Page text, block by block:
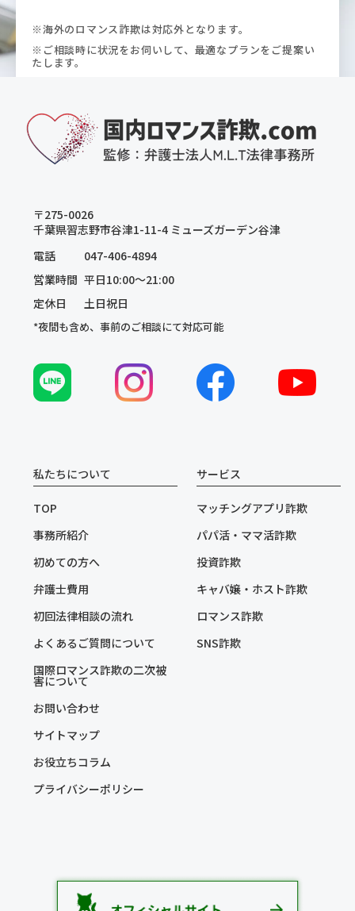
※海外のロマンス詐欺は対応外となります。
※ご相談時に状況をお伺いして、最適なプランをご提案い
たします。
〒275-0026
千葉県習志野市谷津1-11-4 ミューズガーデン谷津
電話
047-406-4894
営業時間 平日10:00～21:00
定休日
土日祝日
*夜間も含め、事前のご相談にて対応可能
私たちについて
TOP
事務所紹介
初めての方へ
弁護士費用
初回法律相談の流れ
よくあるご質問について
国際ロマンス詐欺の二次被
害について
お問い合わせ
サイトマップ
お役立ちコラム
プライバシーポリシー
サービス
マッチングアプリ詐欺
パパ活・ママ活詐欺
投資詐欺
キャバ嬢・ホスト詐欺
ロマンス詐欺
SNS詐欺